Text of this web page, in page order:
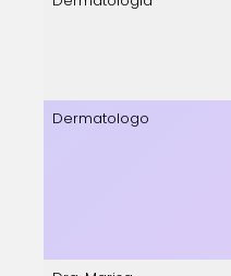
Dermatologo